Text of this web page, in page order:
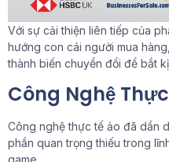
Với sự cải thiện liên tiếp của
hướng con cái người mua
thành biến chuyển đổi để bắt
Công Nghệ
Công nghệ thực tế ảo đã dần
phần quan trọng thiếu trong
game.